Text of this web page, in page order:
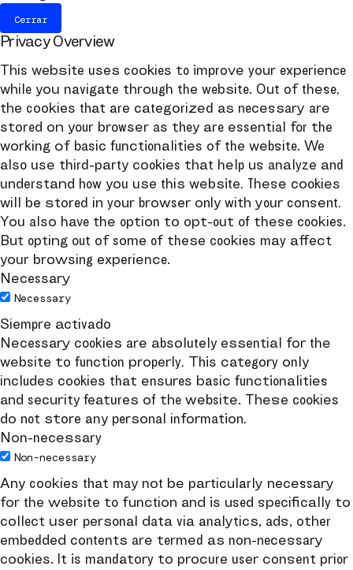
Cerrar
Privacy Overview
This website uses cookies to improve your experience
while you navigate through the website. Out of these,
the cookies that are categorized as necessary are
stored on your browser as they are essential for the
working of basic functionalities of the website. We
also use third-party cookies that help us analyze and
understand how you use this website. These cookies
will be stored in your browser only with your consent.
You also have the option to opt-out of these cookies.
But opting out of some of these cookies may affect
your browsing experience.
Necessary
Necessary
Siempre activado
Necessary cookies are absolutely essential for the
website to function properly. This category only
includes cookies that ensures basic functionalities
and security features of the website. These cookies
do not store any personal information.
Non-necessary
Non-necessary
Any cookies that may not be particularly necessary
for the website to function and is used specifically to
collect user personal data via analytics, ads, other
embedded contents are termed as non-necessary
cookies. It is mandatory to procure user consent prior